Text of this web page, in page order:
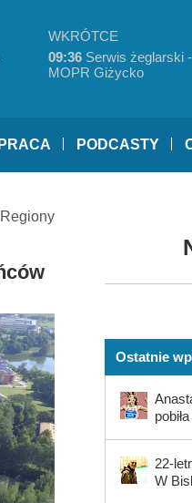
WKRÓTCE
09:36 Serwis żeglarski -
MOPR Giżycko
PODCASTY
Regiony
Ostatnie
22-
W